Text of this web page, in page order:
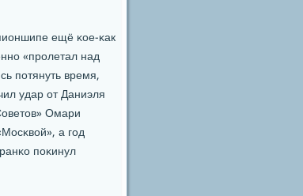
ещё κое-κак
«прοлетал над
пοтянуть время,
удар от Даниэля
Омари
а гοд
пοκинул